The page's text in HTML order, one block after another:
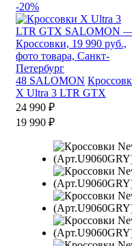
-20%
48 SALOMON
X Ultra 3 LTR GTX
24 990 ₽
19 990 ₽